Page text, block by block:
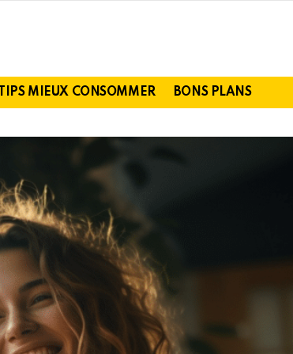
TIPS MIEUX CONSOMMER BONS PLANS